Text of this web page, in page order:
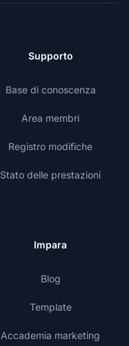
Supporto
Base di conoscenza
Area membri
Registro modifiche
Stato delle prestazioni
Impara
Blog
Template
Accademia marketing